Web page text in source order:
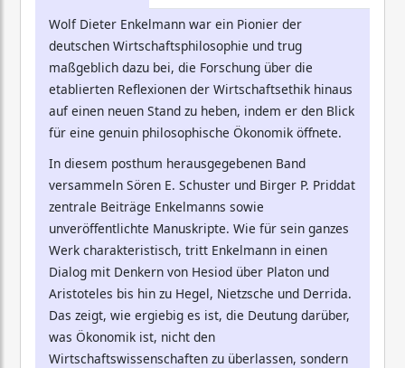
Wolf Dieter Enkelmann war ein Pionier der
deutschen Wirtschaftsphilosophie und trug
maßgeblich dazu bei, die Forschung über die
etablierten Reflexionen der Wirtschaftsethik hinaus
auf einen neuen Stand zu heben, indem er den Blick
für eine genuin philosophische Ökonomik öffnete.
In diesem posthum herausgegebenen Band
versammeln Sören E. Schuster und Birger P. Priddat
zentrale Beiträge Enkelmanns sowie
unveröffentlichte Manuskripte. Wie für sein ganzes
Werk charakteristisch, tritt Enkelmann in einen
Dialog mit Denkern von Hesiod über Platon und
Aristoteles bis hin zu Hegel, Nietzsche und Derrida.
Das zeigt, wie ergiebig es ist, die Deutung darüber,
was Ökonomik ist, nicht den
Wirtschaftswissenschaften zu überlassen, sondern